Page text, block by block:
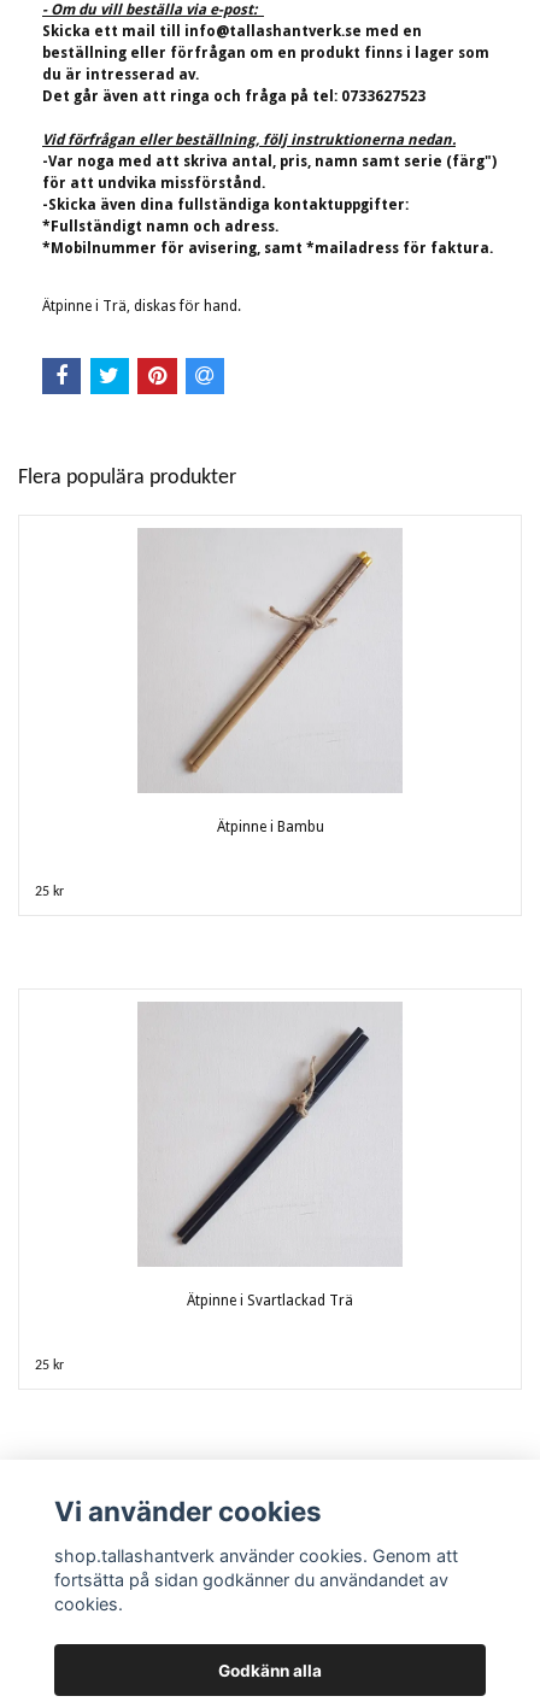
- Om du vill beställa via e-post:
Skicka ett mail till info@tallashantverk.se med en
beställning eller förfrågan om en produkt finns i lager som
du är intresserad av.
Det går även att ringa och fråga på tel: 0733627523
Vid förfrågan eller beställning, följ instruktionerna nedan.
-Var noga med att skriva antal, pris, namn samt serie (färg")
för att undvika missförstånd.
-Skicka även dina fullständiga kontaktuppgifter:
*Fullständigt namn och adress.
*Mobilnummer för avisering, samt *mailadress för faktura.
Ätpinne i Trä, diskas för hand.
Flera populära produkter
Ätpinne i Bambu
25 kr
Ätpinne i Svartlackad Trä
25 kr
Tallås Hantverk Krukmakeri
Vi använder cookies
shop.tallashantverk använder cookies. Genom att
fortsätta på sidan godkänner du användandet av
cookies.
Godkänn alla